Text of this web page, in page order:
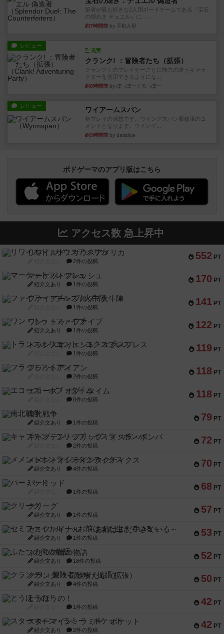
筆者が最も好きな2人用ボードゲームである『宝石
の煌めき デュエル』に、...
約7時間前 by 手動人形
レビュー
充実
クランク! ：冒険者たち（拡張）
クランク！のプレイヤーごとに能力の違うキャラ
クターを使用できるようにな...
約8時間前 by ぽっぽーくるっぽー
レビュー ワイアームスパン
初プレイの感想です。ウイングスパン履修済のコ
メントとなります。ウイング...
約9時間前 by daisdice
ボドゲーマのアプリ版はこちら
アクセス数 急上昇中
552 PT
リワイルド：サウスアメリカ
2件の投稿
170 PT
マーケットフレッシュ
紹介文あり 1件の投稿
141 PT
ファイアー・ブルズ / 火牛陣
1件の投稿
122 PT
ワン・トゥ・ファイブ
紹介文あり 1件の投稿
119 PT
トランスオリエント・エクスプレス
1件の投稿
118 PT
フラットアイアン
2件の投稿
118 PT
エコーズ・オブ・タイム
8件の投稿
79 PT
南北戦争
紹介文あり 1件の投稿
72 PT
キャプテン・フリップ：イスラ・ボンバ
2件の投稿
70 PT
メメントオンラインタクティクス
紹介文あり 4件の投稿
68 PT
パーミッド
1件の投稿
57 PT
クリーグ
紹介文あり 1件の投稿
53 PT
セミファイナル ～お前はまだ生きている～
紹介文あり 1件の投稿
52 PT
ふたつの街の物語
紹介文あり 18件の投稿
50 PT
クランク! ：冒険者たち（拡張）
紹介文あり 4件の投稿
42 PT
とうほうの！
1件の投稿
42 PT
スターマイン・ラミー ポケット
紹介文あり 2件の投稿